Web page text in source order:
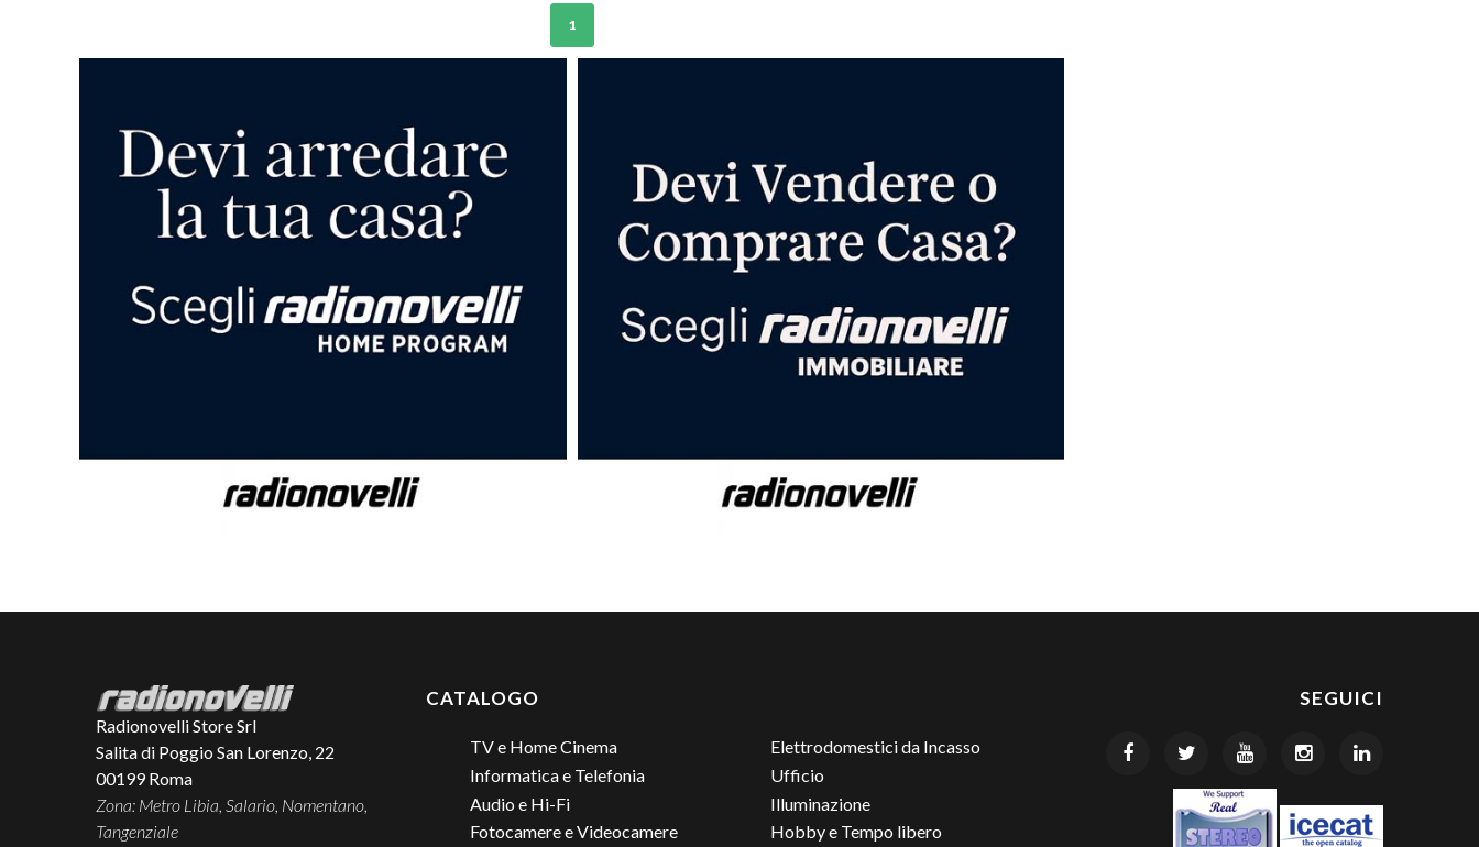
1
SEGUICI
Radionovelli Store Srl
Salita di Poggio San Lorenzo, 22
00199 Roma
Zona: Metro Libia, Salario, Nomentano,
Tangenziale
CATALOGO
TV e Home Cinema
Informatica e Telefonia
Audio e Hi-Fi
Fotocamere e Videocamere
Elettrodomestici da Incasso
Ufficio
Illuminazione
Hobby e Tempo libero